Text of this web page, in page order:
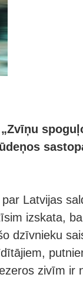
Latvijas
izskata,
dzīvnieku
zivīm ir